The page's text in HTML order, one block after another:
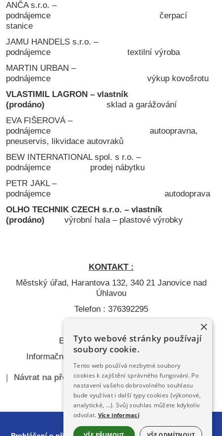
ANČA s.r.o. –
podnájemce čerpací
stanice
JAMU HANDELS s.r.o. –
podnájemce textilní výroba
MARTIN URBAN –
podnájemce výkup kovošrotu
VLASTIMIL LAGRON – vlastník
(prodáno)sklad a garážování
EVA FIŠEROVÁ –
podnájemce autoopravna,
pneuservis, likvidace autovraků
BEW INTERNATIONAL spol. s r.o. –
podnájemce prodej nábytku
PETR JAKL –
podnájemce autodoprava
OLHO TECHNIK CZECH s.r.o. – vlastník
(prodáno) výrobní hala – plastové výrobky
KONTAKT :
Městský úřad, Harantova 132, 340 21 Janovice nad
Úhlavou
Telefon : 376392295
E-mail :mesto@janovice.cz
Informační webové stránky :
| Návrat na předchozí stránku |
×
Tyto webové stránky používají
soubory cookie.
Tento web používá nezbytné soubory
cookies k zajištění správného fungování. Po
nastavení vašeho dobrovolného souhlasu
bude využívat i další typy cookies (výkonové,
analytické, …). Svůj souhlas můžete kdykoliv
odvolat. Více informací